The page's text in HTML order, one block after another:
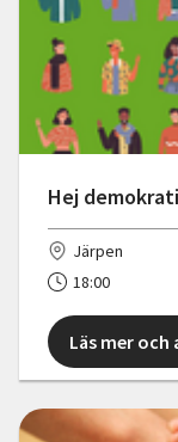
Hej demokrati
Järpen
18:00
Läs mer och